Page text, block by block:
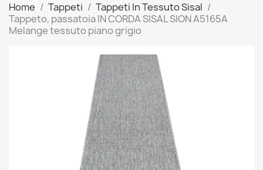
Home Tappeti
Tappeti In Tessuto Sisal
Tappeto, passatoia IN CORDA SISAL SION A5165A
Melange tessuto piano grigio